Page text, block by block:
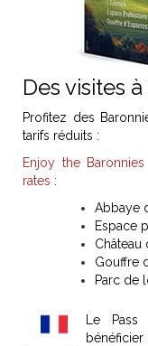
Des visites
Profitez des
tarifs réduits :
Enjoy the
rates :
Abbaye
Espace
Château
Gouffre
Parc de
Le Pass